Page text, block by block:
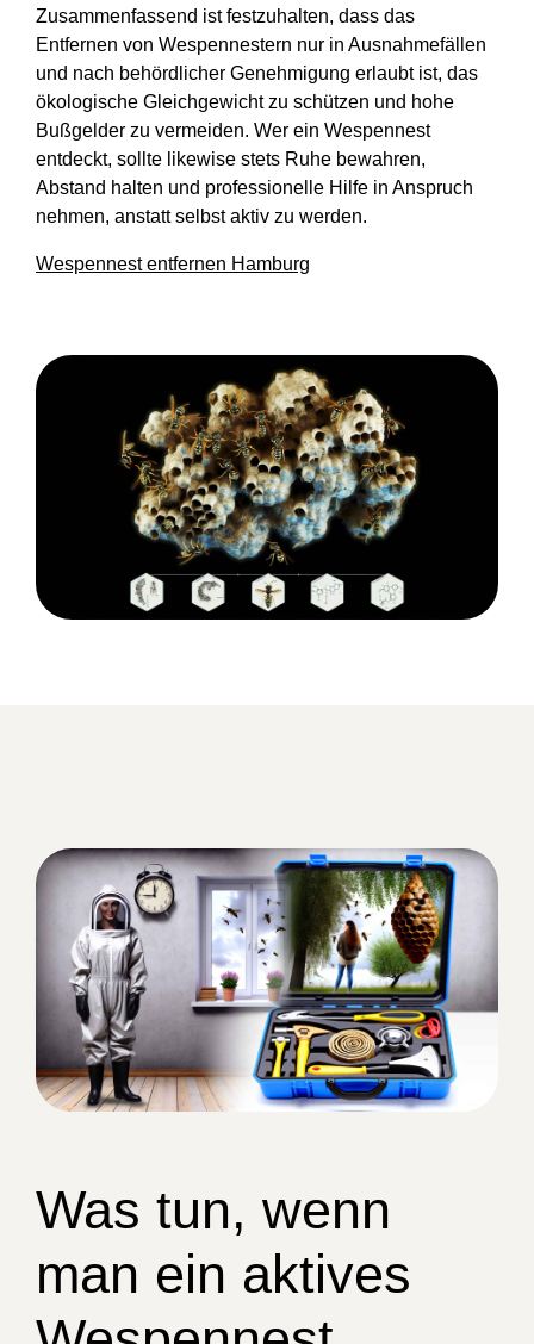
Zusammenfassend ist festzuhalten, dass das
Entfernen von Wespennestern nur in Ausnahmefällen
und nach behördlicher Genehmigung erlaubt ist, das
ökologische Gleichgewicht zu schützen und hohe
Bußgelder zu vermeiden. Wer ein Wespennest
entdeckt, sollte likewise stets Ruhe bewahren,
Abstand halten und professionelle Hilfe in Anspruch
nehmen, anstatt selbst aktiv zu werden.
Wespennest entfernen Hamburg
Was tun, wenn
man ein aktives